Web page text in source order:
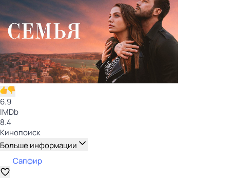
6.9
IMDb
8.4
Кинопоиск
Больше информации
Сапфир